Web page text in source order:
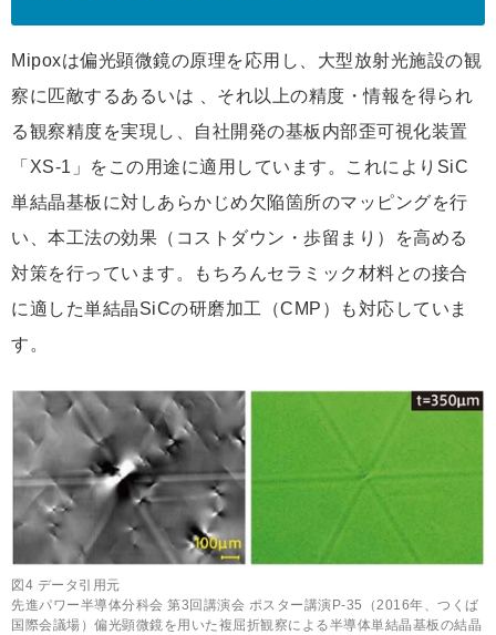
Mipoxは偏光顕微鏡の原理を応用し、大型放射光施設の観
察に匹敵するあるいは 、それ以上の精度・情報を得られ
る観察精度を実現し、自社開発の基板内部歪可視化装置
「XS-1」をこの用途に適用しています。これによりSiC
単結晶基板に対しあらかじめ欠陥箇所のマッピングを行
い、本工法の効果（コストダウン・歩留まり）を高める
対策を行っています。もちろんセラミック材料との接合
に適した単結晶SiCの研磨加工（CMP）も対応していま
す。
図4 データ引用元
先進パワー半導体分科会 第3回講演会 ポスター講演P-35（2016年、つくば
国際会議場）偏光顕微鏡を用いた複屈折観察による半導体単結晶基板の結晶